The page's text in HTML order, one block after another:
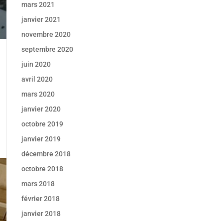
mars 2021
janvier 2021
novembre 2020
septembre 2020
juin 2020
avril 2020
mars 2020
janvier 2020
octobre 2019
janvier 2019
décembre 2018
octobre 2018
mars 2018
février 2018
janvier 2018